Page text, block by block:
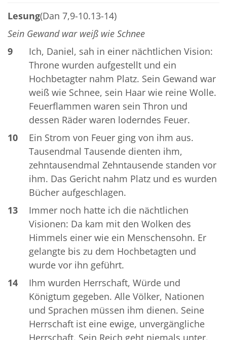
Lesung(Dan 7,9-10.13-14)
Sein Gewand war weiß wie Schnee
9
Ich, Daniel, sah in einer nächtlichen Vision:
Throne wurden aufgestellt und ein
Hochbetagter nahm Platz. Sein Gewand war
weiß wie Schnee, sein Haar wie reine Wolle.
Feuerflammen waren sein Thron und
dessen Räder waren loderndes Feuer.
10
Ein Strom von Feuer ging von ihm aus.
Tausendmal Tausende dienten ihm,
zehntausendmal Zehntausende standen vor
ihm. Das Gericht nahm Platz und es wurden
Bücher aufgeschlagen.
13
Immer noch hatte ich die nächtlichen
Visionen: Da kam mit den Wolken des
Himmels einer wie ein Menschensohn. Er
gelangte bis zu dem Hochbetagten und
wurde vor ihn geführt.
14
Ihm wurden Herrschaft, Würde und
Königtum gegeben. Alle Völker, Nationen
und Sprachen müssen ihm dienen. Seine
Herrschaft ist eine ewige, unvergängliche
Herrschaft. Sein Reich geht niemals unter.